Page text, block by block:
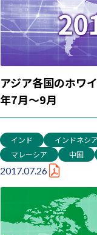
アジア各国のホワ
年7月～9月
インド インドネシア
マレーシア
中国
2017.07.26